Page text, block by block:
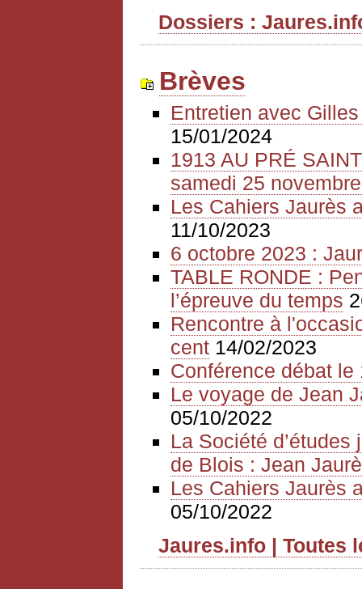
Dossiers :
Brèves
Entretien avec
15/01/2024
1913 AU PRÉ
samedi 25
Les Cahiers Jaurès
11/10/2023
6 octobre 2023 :
TABLE RONDE :
l’épreuve du temps
Rencontre à
cent 14/02/2023
Conférence débat
Le voyage de Jean
05/10/2022
La Société
de Blois : Jean
Les Cahiers Jaurès
05/10/2022
Jaures.info | Toutes